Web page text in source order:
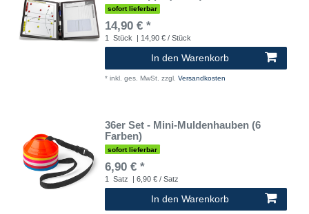
sofort lieferbar
14,90 € *
1 Stück | 14,90 € / Stück
In den Warenkorb
* inkl. ges. MwSt. zzgl. Versandkosten
36er Set - Mini-Muldenhauben (6
Farben)
sofort lieferbar
6,90 € *
1 Satz | 6,90 € / Satz
In den Warenkorb